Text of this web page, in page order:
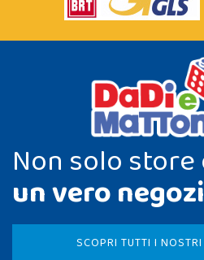
Non solo store
un vero
SCOPRI TUTTI I